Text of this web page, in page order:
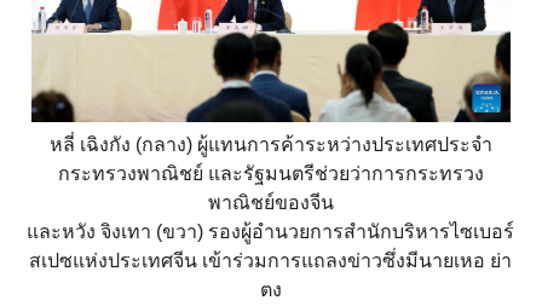
หลี่ เฉิงกัง (กลาง) ผู้แทนการค้าระหว่างประเทศประจำ
กระทรวงพาณิชย์ และรัฐมนตรีช่วยว่าการกระทรวง
พาณิชย์ของจีน
และหวัง จิงเทา (ขวา) รองผู้อำนวยการสำนักบริหารไซเบอร์
สเปซแห่งประเทศจีน เข้าร่วมการแถลงข่าวซึ่งมีนายเหอ ย่า
ตง